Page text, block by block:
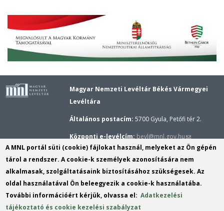
Magyar Nemzeti Levéltár Békés Vármegyei
Levéltára
Általános postacím: 5700 Gyula, Petőfi tér 2.
Központi e-levélcím: bevl@mnl.gov.hu(link
sends
e-
mail)
Gyulai épület központi telefonszáma:
(+36–66)
(+36–20) 289–8909
Békési Fiók telefonszáma:(+36–66) 522–255,
Békési kutatószolgálat telefonszáma:
A MNL portál süti (cookie) fájlokat használ, melyeket az Ön gépén
tárol a rendszer. A cookie-k személyek azonosítására nem
alkalmasak, szolgáltatásaink biztosításához szükségesek. Az
oldal használatával Ön beleegyezik a cookie-k használatába.
További információért kérjük, olvassa el:Adatkezelési
tájékoztató és cookie kezelési szabályzat